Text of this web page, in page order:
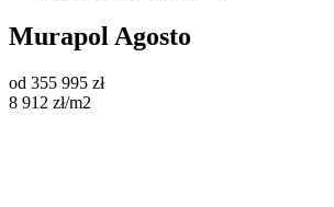
Murapol Agosto
od 355 995 zł
8 912 zł/m2